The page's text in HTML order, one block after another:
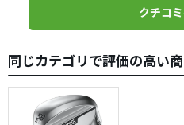
特筆すべきはフェース形状で
に樹脂が入っている様だがそ
せない。
なのに打感がモッチリでスピ
クチコ
同じカテゴリで評価の高い